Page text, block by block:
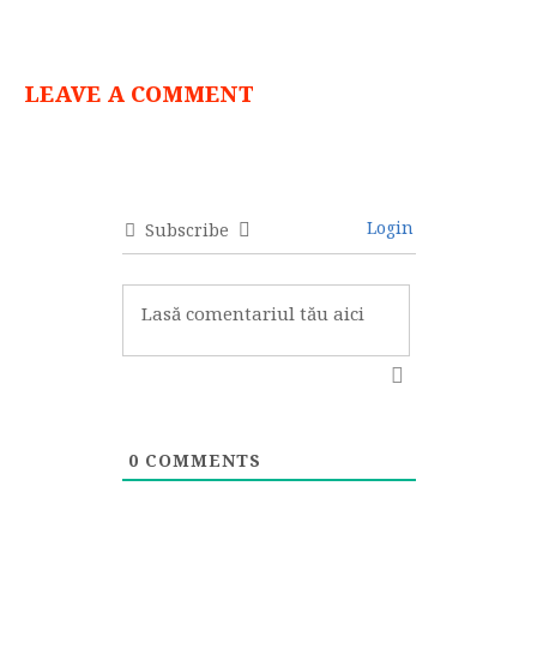
LEAVE A COMMENT
Subscribe Login
0 COMMENTS